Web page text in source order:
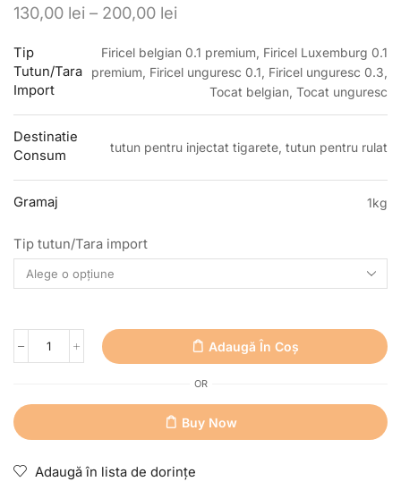
130,00 lei – 200,00 lei
Tip
Tutun/Tara
Import
Firicel belgian 0.1 premium, Firicel Luxemburg 0.1
premium, Firicel unguresc 0.1, Firicel unguresc 0.3,
Tocat belgian, Tocat unguresc
Destinatie
Consum
tutun pentru injectat tigarete, tutun pentru rulat
Gramaj 1kg
Tip tutun/Tara import
Adaugă În Coș
OR
Buy Now
Adaugă în lista de dorințe